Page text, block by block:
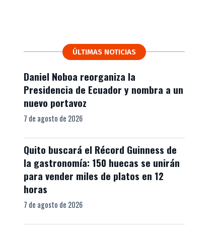
ÚLTIMAS NOTICIAS
Daniel Noboa reorganiza la
Presidencia de Ecuador y nombra a un
nuevo portavoz
7 de agosto de 2026
Quito buscará el Récord Guinness de
la gastronomía: 150 huecas se unirán
para vender miles de platos en 12
horas
7 de agosto de 2026